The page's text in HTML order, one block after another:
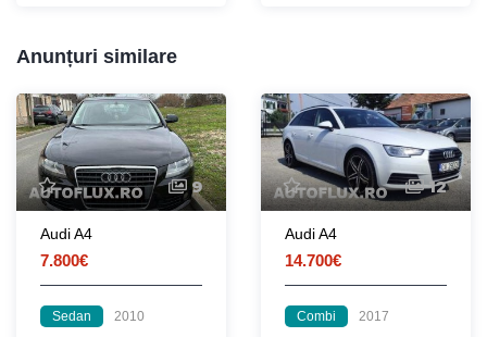
Anunțuri similare
9
Audi A4
7.800€
Sedan
2010
12
Audi A4
14.700€
Combi
2017